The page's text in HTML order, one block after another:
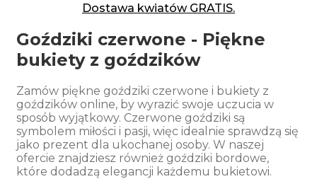
Dostawa kwiatów GRATIS.
Goździki czerwone - Piękne
bukiety z goździków
Zamów piękne goździki czerwone i bukiety z
goździków online, by wyrazić swoje uczucia w
sposób wyjątkowy. Czerwone goździki są
symbolem miłości i pasji, więc idealnie sprawdzą się
jako prezent dla ukochanej osoby. W naszej
ofercie znajdziesz również goździki bordowe,
które dodadzą elegancji każdemu bukietowi.